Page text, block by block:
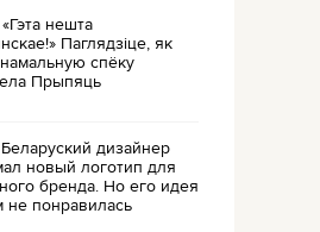
«Гэта нешта
Паглядзіце, як
спёку
Прыпяць
Беларуский дизайнер
новый логотип для
бренда. Но его идея
не понравилась